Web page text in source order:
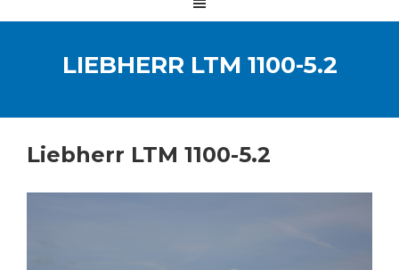
LIEBHERR LTM 1100-5.2
Liebherr LTM 1100-5.2